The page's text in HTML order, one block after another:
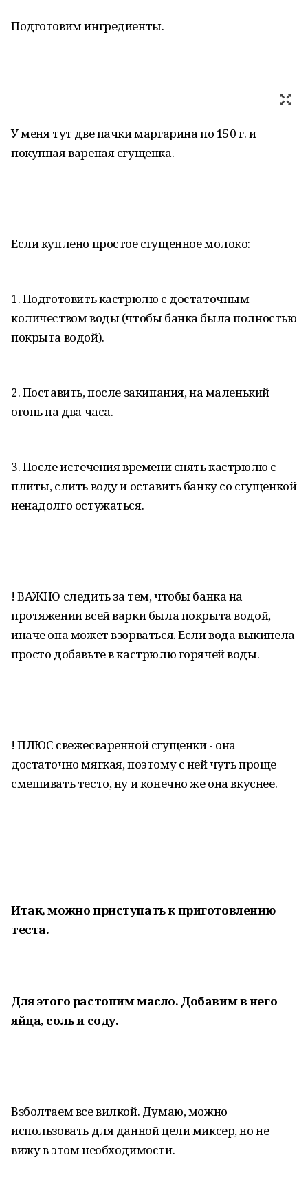
Подготовим ингредиенты.
У меня тут две пачки маргарина по 150 г. и
покупная вареная сгущенка.
Если куплено простое сгущенное молоко:
1. Подготовить кастрюлю с достаточным
количеством воды (чтобы банка была полностью
покрыта водой).
2. Поставить, после закипания, на маленький
огонь на два часа.
3. После истечения времени снять кастрюлю с
плиты, слить воду и оставить банку со сгущенкой
ненадолго остужаться.
! ВАЖНО следить за тем, чтобы банка на
протяжении всей варки была покрыта водой,
иначе она может взорваться. Если вода выкипела
просто добавьте в кастрюлю горячей воды.
! ПЛЮС свежесваренной сгущенки - она
достаточно мягкая, поэтому с ней чуть проще
смешивать тесто, ну и конечно же она вкуснее.
Итак, можно приступать к приготовлению
теста.
Для этого растопим масло. Добавим в него
яйца, соль и соду.
Взболтаем все вилкой. Думаю, можно
использовать для данной цели миксер, но не
вижу в этом необходимости.